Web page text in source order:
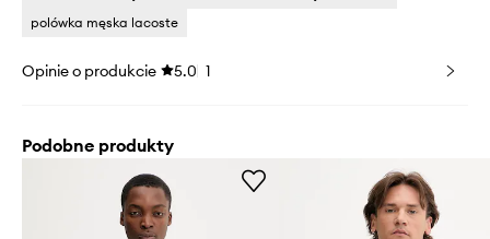
polówka męska lacoste
Opinie o produkcie 5.0 1
Podobne produkty